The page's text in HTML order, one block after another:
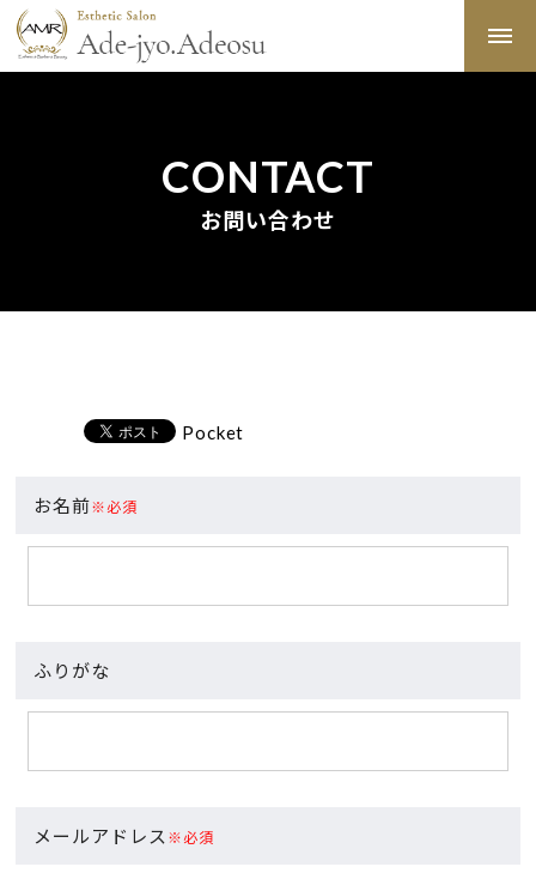
CONTACT
お問い合わせ
Pocket
お名前※必須
ふりがな
メールアドレス ※必須